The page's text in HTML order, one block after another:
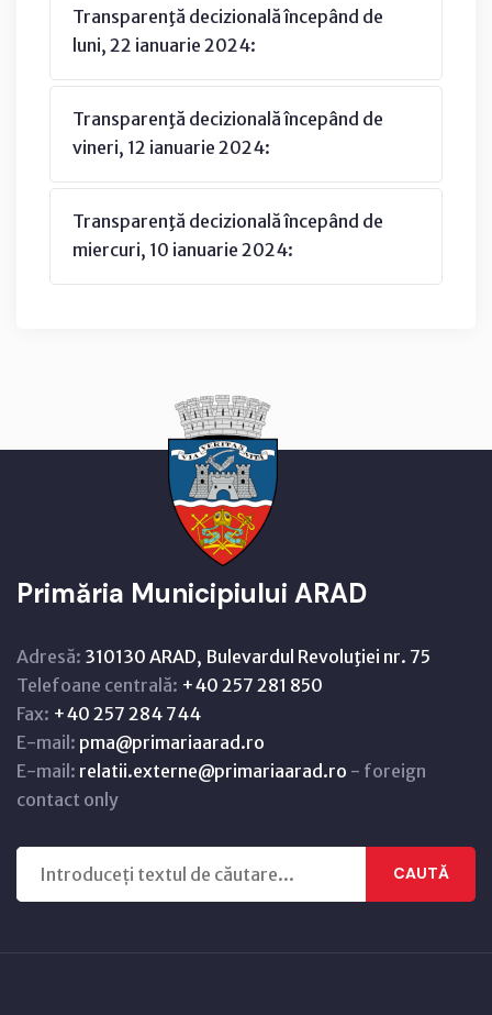
Transparenţă decizională începând de
luni, 22 ianuarie 2024:
Transparenţă decizională începând de
vineri, 12 ianuarie 2024:
Transparenţă decizională începând de
miercuri, 10 ianuarie 2024:
Primăria Municipiului ARAD
Adresă: 310130 ARAD, Bulevardul Revoluţiei nr. 75
Telefoane centrală: +40 257 281 850
Fax: +40 257 284 744
E-mail: pma@primariaarad.ro
E-mail: relatii.externe@primariaarad.ro - foreign
contact only
CAUTĂ